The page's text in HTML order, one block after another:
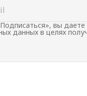
вы даете
данных в целях